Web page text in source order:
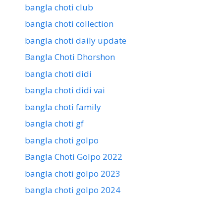
bangla choti club
bangla choti collection
bangla choti daily update
Bangla Choti Dhorshon
bangla choti didi
bangla choti didi vai
bangla choti family
bangla choti gf
bangla choti golpo
Bangla Choti Golpo 2022
bangla choti golpo 2023
bangla choti golpo 2024